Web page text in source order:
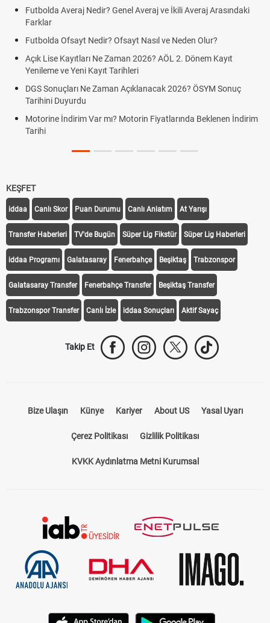
Sonuç
İndirim
Fındık Fiyatı Açıklandı mı? 2026 TMO Fındık Alım
Sigaraya Zam Mı Geldi? Güncel JTI Sigara Fiyatları
FENERBAHÇE STURM GRAZ CANLI İZLE ŞİFRESİZ
GRAZ)
Fenerbahçe Sturm Graz maçı şifresiz canlı yayın izle
Fenerbahçe Sturm Graz maçı ŞİFRESİZ tv100 İZLE,
Graz link
KEŞFET
iddaa Canlı Skor Puan Durumu Canlı Anlatım At Yarışı
Transfer Haberleri TV'de Bugün Süper Lig Fikstür Süper Lig Haberleri
iddaa Programı Galatasaray Fenerbahçe Beşiktaş Trabzonspor
Galatasaray Transfer Fenerbahçe Transfer Beşiktaş Transfer
Trabzonspor Transfer Canlı İzle iddaa Sonuçları Aktif Sayaç
Takip Et
Bize Ulaşın Künye Kariyer About US Yasal Uyarı
Çerez Politikası Gizlilik Politikası
KVKK Aydınlatma Metni Kurumsal